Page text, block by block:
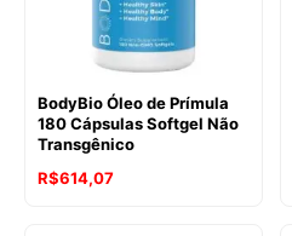
BodyBio Óleo de Prímula
180 Cápsulas Softgel Não
Transgênico
R$614,07